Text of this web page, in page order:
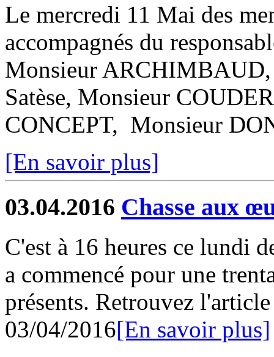
Le mercredi 11 Mai des
accompagnés du
Monsieur
Satèse, Monsieur
CONCEPT, Monsieur
[En savoir plus]
03.04.2016 Chasse aux
C'est à 16 heures ce lundi
a commencé pour une
présents. Retrouvez
03/04/2016[En savoir plus]